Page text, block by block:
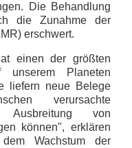
Die Behandlung
die Zunahme der
erschwert.
einen der größten
unserem Planeten
liefern neue Belege
verursachte
Ausbreitung von
können", erklären
Wachstum der